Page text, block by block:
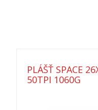
PLÁŠŤ SPACE
50TPI 1060G